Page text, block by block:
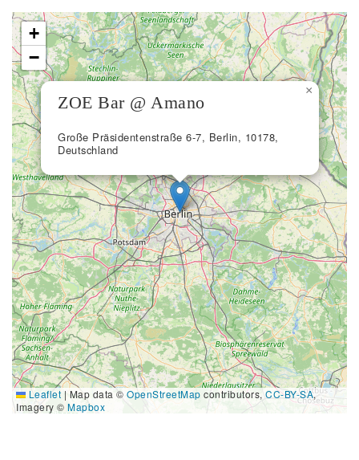
ZOE Bar @ Amano
Große Präsidentenstraße 6-7, Berlin, 10178,
Deutschland
×
+
−
Leaflet |Map data © OpenStreetMap contributors, CC-BY-SA,
Imagery © Mapbox